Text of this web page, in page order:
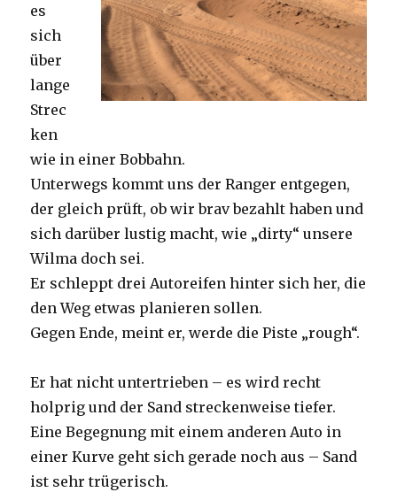
es
sich
über
lange
Strec
ken
wie in einer Bobbahn.
Unterwegs kommt uns der Ranger entgegen,
der gleich prüft, ob wir brav bezahlt haben und
sich darüber lustig macht, wie „dirty“ unsere
Wilma doch sei.
Er schleppt drei Autoreifen hinter sich her, die
den Weg etwas planieren sollen.
Gegen Ende, meint er, werde die Piste „rough“.
Er hat nicht untertrieben – es wird recht
holprig und der Sand streckenweise tiefer.
Eine Begegnung mit einem anderen Auto in
einer Kurve geht sich gerade noch aus – Sand
ist sehr trügerisch.